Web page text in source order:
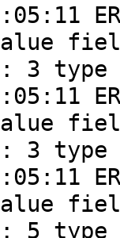
3 type
3 type
5 type